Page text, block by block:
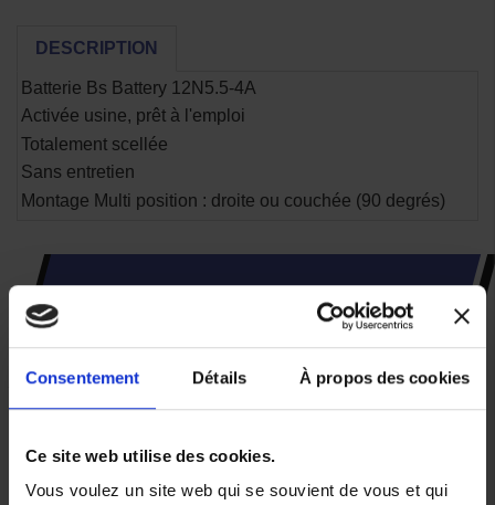
Consentement Détails À propos des cookies
Ce site web utilise des cookies.
Vous voulez un site web qui se souvient de vous et qui
DESCRIPTION
Batterie Bs Battery 12N5.5-4A
Activée usine, prêt à l'emploi
Totalement scellée
Sans entretien
Montage Multi position : droite ou couchée (90 degrés)
CES PRODUITS SONT
SUSCEPTIBLES DE VOUS
INTÉRESSER
-15%